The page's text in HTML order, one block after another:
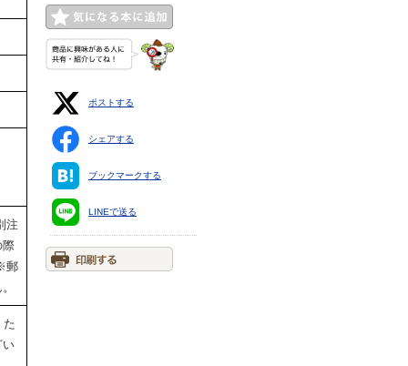
注
際
郵
た
い
ポストする
シェアする
ブックマークする
LINEで送る